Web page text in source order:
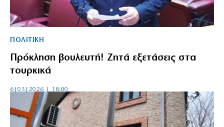
ΠΟΛΙΤΙΚΗ
Πρόκληση βουλευτή! Ζητά εξετάσεις στα
τουρκικά
6|03|2026 | 18:00